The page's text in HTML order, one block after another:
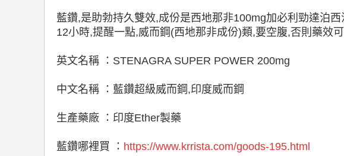
藍鑽,是助勃持久雙效,成份是西地那非100mg加必利勁達泊
12小時,提醒一點,威而鋼(西地那非成份)類,要空腹,否則藥效
英文名稱 ：STENAGRA SUPER POWER 200mg
中文名稱 ：藍鑽超級威而鋼,印度威而鋼
生產藥廠 ：印度Ether製藥
藍鑽哪裡買 ： https://www.krrista.com/goods-195.html